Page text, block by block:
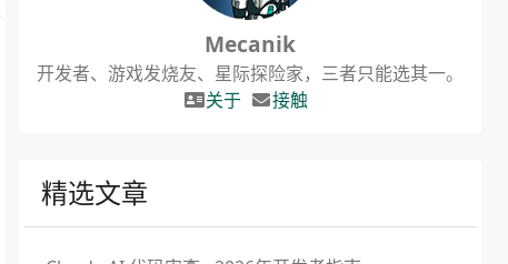
Mecanik
开发者、游戏发烧友、星际探险家，三者只能选其一。
关于
接触
精选文章